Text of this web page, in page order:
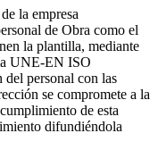
la empresa
de Obra como el
la plantilla, mediante
UNE-EN ISO
personal con las
se compromete a la
de esta
difundiéndola